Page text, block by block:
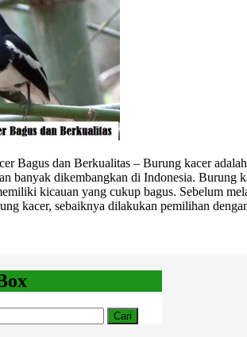
Bagus dan Berkualitas – Burung kacer
banyak dikembangkan di Indonesia. Burung
kicauan yang cukup bagus. Sebelum
kacer, sebaiknya dilakukan pemilihan